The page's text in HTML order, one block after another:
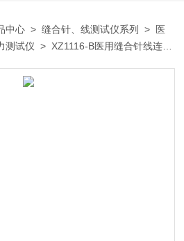
中心 >缝合针、线测试仪系列 > 医
测试仪 > XZ1116-B医用缝合针线连接